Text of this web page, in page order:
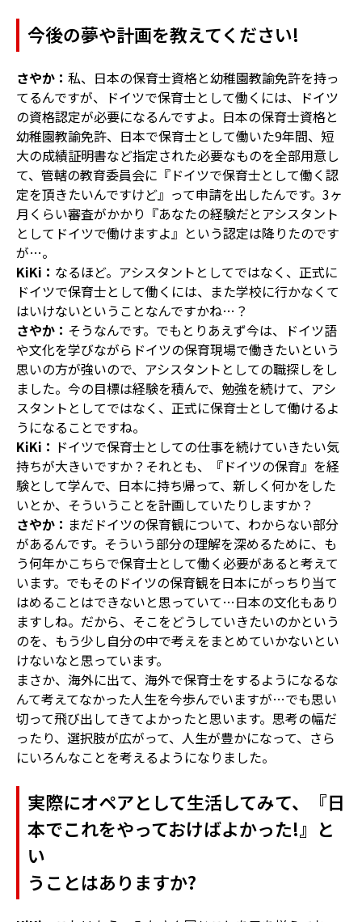
今後の夢や計画を教えてください!
さやか： 私、日本の保育士資格と幼稚園教諭免許を持っ
てるんですが、ドイツで保育士として働くには、ドイツ
の資格認定が必要になるんですよ。日本の保育士資格と
幼稚園教諭免許、日本で保育士として働いた9年間、短
大の成績証明書など指定された必要なものを全部用意し
て、管轄の教育委員会に『ドイツで保育士として働く認
定を頂きたいんですけど』って申請を出したんです。3ヶ
月くらい審査がかかり『あなたの経験だとアシスタント
としてドイツで働けますよ』という認定は降りたのです
が…。
KiKi： なるほど。アシスタントとしてではなく、正式に
ドイツで保育士として働くには、また学校に行かなくて
はいけないということなんですかね…？
さやか： そうなんです。でもとりあえず今は、ドイツ語
や文化を学びながらドイツの保育現場で働きたいという
思いの方が強いので、アシスタントとしての職探しをし
ました。今の目標は経験を積んで、勉強を続けて、アシ
スタントとしてではなく、正式に保育士として働けるよ
うになることですね。
KiKi： ドイツで保育士としての仕事を続けていきたい気
持ちが大きいですか？それとも、『ドイツの保育』を経
験として学んで、日本に持ち帰って、新しく何かをした
いとか、そういうことを計画していたりしますか？
さやか： まだドイツの保育観について、わからない部分
があるんです。そういう部分の理解を深めるために、も
う何年かこちらで保育士として働く必要があると考えて
います。でもそのドイツの保育観を日本にがっちり当て
はめることはできないと思っていて…日本の文化もあり
ますしね。だから、そこをどうしていきたいのかという
のを、もう少し自分の中で考えをまとめていかないとい
けないなと思っています。
まさか、海外に出て、海外で保育士をするようになるな
んて考えてなかった人生を今歩んでいますが…でも思い
切って飛び出してきてよかったと思います。思考の幅だ
ったり、選択肢が広がって、人生が豊かになって、さら
にいろんなことを考えるようになりました。
実際にオペアとして生活してみて、『日
本でこれをやっておけばよかった!』と
い
うことはありますか?